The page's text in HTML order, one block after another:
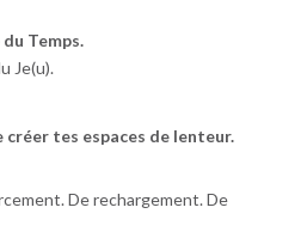
Temps.
Je(u).
créer tes espaces de lenteur.
De rechargement. De